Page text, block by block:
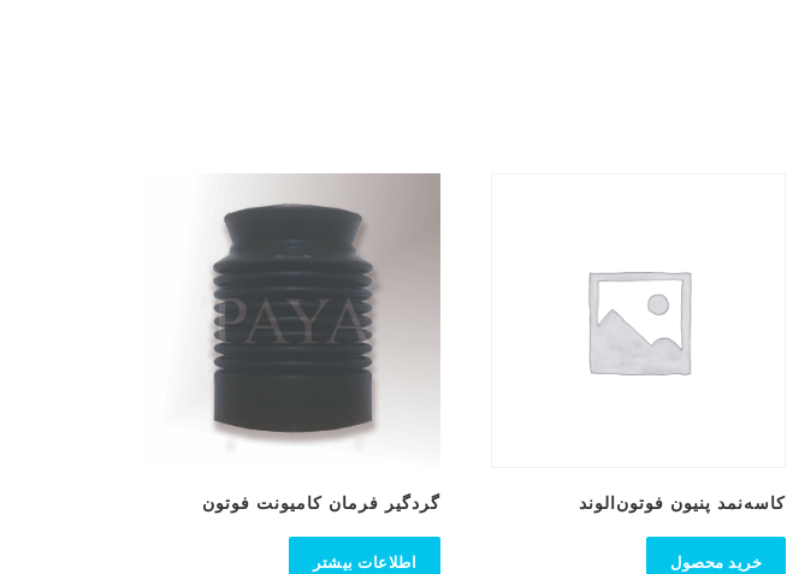
کاسه‌نمد پنیون فوتون‌الوند
خرید محصول
گردگیر فرمان‌ کامیونت فوتون
اطلاعات بیشتر